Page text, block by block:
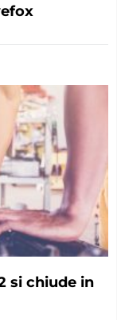
si chiude in